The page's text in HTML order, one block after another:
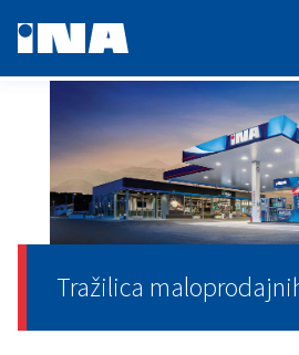
Tražilica